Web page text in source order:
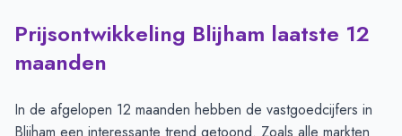
Huizenprijzen in Blijham per m2-Afgelopen 3 maanden (per
Vraagprijs in euro's
Verkoopprijs in euro's
€ 2.391
Prijsontwikkeling Blijham laatste 12
maanden
In de afgelopen 12 maanden hebben de vastgoedcijfers in